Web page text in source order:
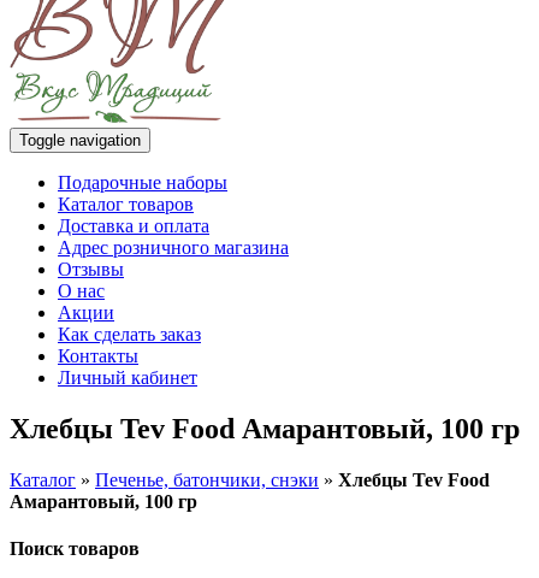
Toggle navigation
Подарочные наборы
Каталог товаров
Доставка и оплата
Адрес розничного магазина
Отзывы
О нас
Акции
Как сделать заказ
Контакты
Личный кабинет
Хлебцы Tev Food Амарантовый, 100 гр
Каталог » Печенье, батончики, снэки » Хлебцы Tev Food
Амарантовый, 100 гр
Поиск товаров